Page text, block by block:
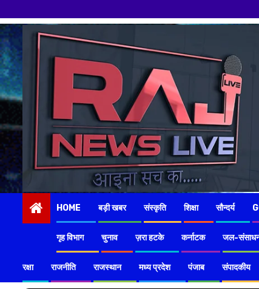
Skip
to
content
HOME बड़ी खबर संस्कृति शिक्षा सौन्दर्य
गृह विभाग चुनाव ज़रा हटके कर्नाटक जल-
रक्षा राजनीति राजस्थान मध्य प्रदेश पंजाब संपादकीय